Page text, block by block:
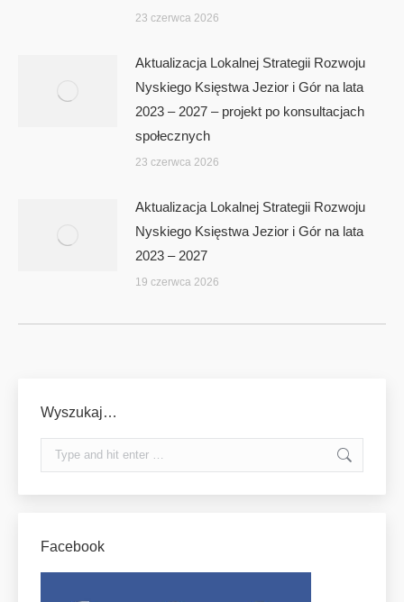
23 czerwca 2026
Aktualizacja Lokalnej Strategii Rozwoju
Nyskiego Księstwa Jezior i Gór na lata
2023 – 2027 – projekt po konsultacjach
społecznych
23 czerwca 2026
Aktualizacja Lokalnej Strategii Rozwoju
Nyskiego Księstwa Jezior i Gór na lata
2023 – 2027
19 czerwca 2026
Wyszukaj…
Search:
Facebook